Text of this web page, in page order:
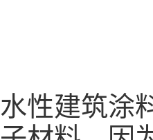
水性建筑涂